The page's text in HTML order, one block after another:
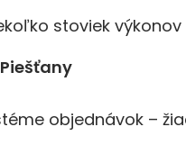
stoviek výkonov
Piešťany
objednávok –